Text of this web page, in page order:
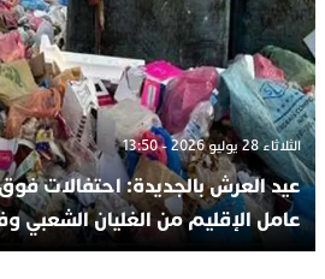
الثلاثاء 28 يوليو 2026 - 13:50
عيد العرش بالجديدة: احتفالات فوق
عامل الإقليم من الغليان الشعبي